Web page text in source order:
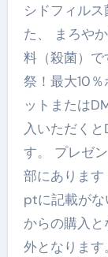
シドフィル
た、 まろや
料（殺菌
祭！最大10
ットまたは
入いただく
す。 プレゼ
部にありま
ptに記載がな
からの購入
外となりま